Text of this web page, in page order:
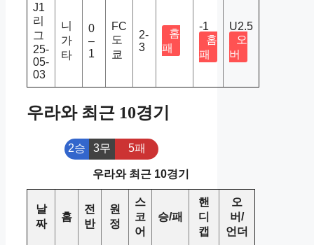
J1
리
그
25-
05-
03
니
가
타
0
–
1
FC
도
쿄
2-
3
홈
패
-1
홈
패
U2.5
오
버
우라와 최근 10경기
2승 3무 5패
우라와 최근 10경기
날
짜
홈
전
반
원
정
스
코
어
승/패
핸
디
캡
오
버/
언더